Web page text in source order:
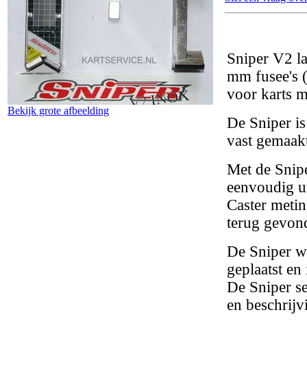
Bekijk grote afbeelding
Sniper V2
mm fusee's
voor karts
De Sniper
vast
Met de
eenvoudig
Caster
terug
De Sniper
geplaatst
De Sniper
en